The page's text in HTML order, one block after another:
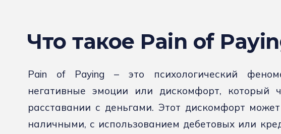
Что такое Pain of
Pain of Paying – это психологический
негативные эмоции или дискомфорт, который
расставании с деньгами. Этот дискомфорт
наличными, с использованием дебетовых или